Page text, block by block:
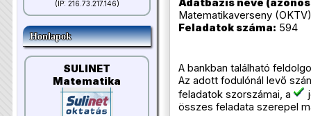
(IP: 216.73.217.146)
Honlapok
SULINET
Matematika
Adatbázis neve
Matematikaverseny (OKTV)
Feladatok száma: 594
A bankban található
Az adott fodulónál levő
feladatok szorszámai, a
összes feladata szerepel